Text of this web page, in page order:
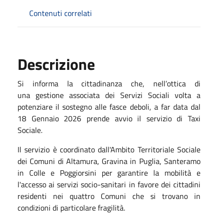
Contenuti correlati
Descrizione
Si informa la cittadinanza che, nell’ottica di
una gestione associata dei Servizi Sociali volta a
potenziare il sostegno alle fasce deboli, a far data dal
18 Gennaio 2026 prende avvio il servizio di Taxi
Sociale.
Il servizio è coordinato dall'Ambito Territoriale Sociale
dei Comuni di Altamura, Gravina in Puglia, Santeramo
in Colle e Poggiorsini per garantire la mobilità e
l'accesso ai servizi socio-sanitari in favore dei cittadini
residenti nei quattro Comuni che si trovano in
condizioni di particolare fragilità.